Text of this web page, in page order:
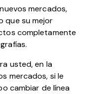
mercados,
que su mejor
completamente
usted, en la
mercados, si le
cambiar de línea